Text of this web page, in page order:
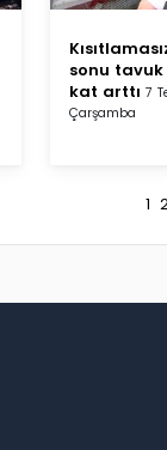
sonu tavuk
kat arttı 7
Çarşamba
1